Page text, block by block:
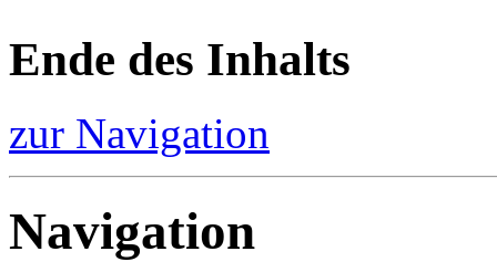
Ende des Inhalts
zur Navigation
Navigation